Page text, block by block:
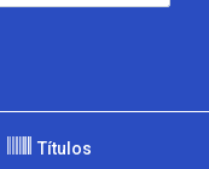
Títulos